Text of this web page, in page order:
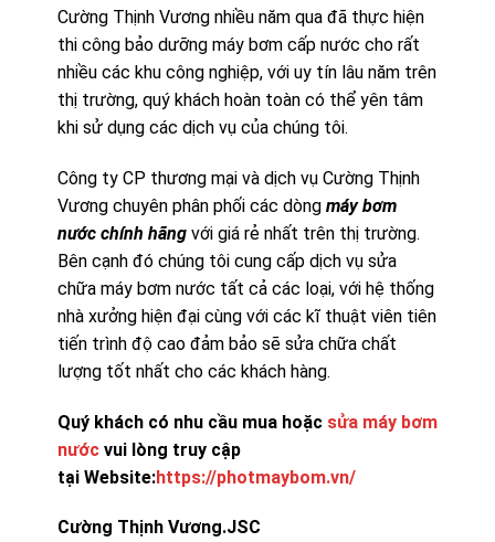
Cường Thịnh Vương nhiều năm qua đã thực hiện
thi công bảo dưỡng máy bơm cấp nước cho rất
nhiều các khu công nghiệp, với uy tín lâu năm trên
thị trường, quý khách hoàn toàn có thể yên tâm
khi sử dụng các dịch vụ của chúng tôi.
Công ty CP thương mại và dịch vụ Cường Thịnh
Vương chuyên phân phối các dòng máy bơm
nước chính hãngvới giá rẻ nhất trên thị trường.
Bên cạnh đó chúng tôi cung cấp dịch vụ sửa
chữa máy bơm nước tất cả các loại, với hệ thống
nhà xưởng hiện đại cùng với các kĩ thuật viên tiên
tiến trình độ cao đảm bảo sẽ sửa chữa chất
lượng tốt nhất cho các khách hàng.
Quý khách có nhu cầu mua hoặc sửa máy bơm
nướcvui lòng truy cập
tại Website:https://photmaybom.vn/
Cường Thịnh Vương.JSC